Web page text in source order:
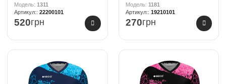
1311
22200101
520грн
1181
19210101
270грн